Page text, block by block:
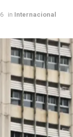
in Internacional